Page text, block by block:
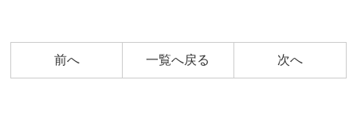
前へ 一覧へ戻る 次へ